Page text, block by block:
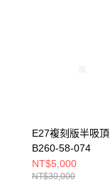
E27複刻版半吸
B260-58-074
NT$5,000
NT$30,000